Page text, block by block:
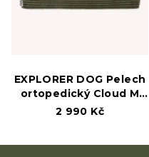
EXPLORER DOG Pelech
ortopedický Cloud M
100x70 Moss Green
2 990 Kč